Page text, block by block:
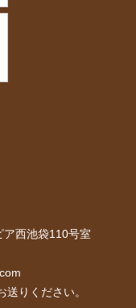
お客様の声
西池袋110号室
りください。